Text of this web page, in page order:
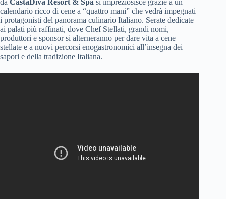
da CastaDiva Resort & Spa si impreziosisce grazie a un
calendario ricco di cene a “quattro mani” che vedrà impegnati
i protagonisti del panorama culinario Italiano. Serate dedicate
ai palati più raffinati, dove Chef Stellati, grandi nomi,
produttori e sponsor si alterneranno per dare vita a cene
stellate e a nuovi percorsi enogastronomici all’insegna dei
sapori e della tradizione Italiana.